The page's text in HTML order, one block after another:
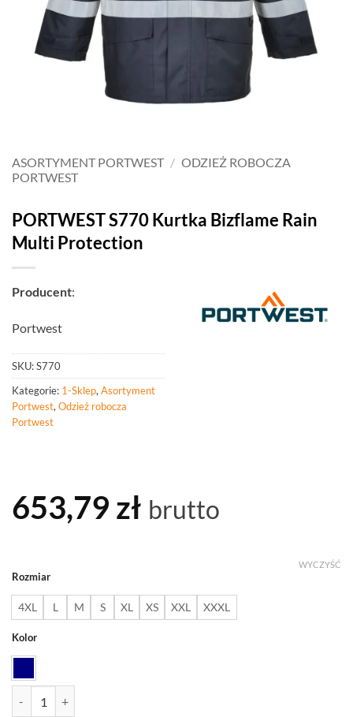
ASORTYMENT PORTWEST / ODZIEŻ ROBOCZA
PORTWEST
PORTWEST S770 Kurtka Bizflame Rain
Multi Protection
Producent:
Portwest
SKU:S770
Kategorie: 1-Sklep,Asortyment
Portwest,Odzież robocza
Portwest
653,79 zł brutto
Rozmiar
4XL L M S XL XS XXL XXXL
Kolor
WYCZYŚĆ